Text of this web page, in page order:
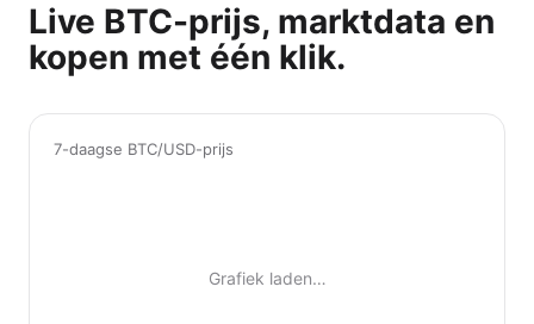
Live BTC-prijs, marktdata en
kopen met één klik.
7-daagse BTC/USD-prijs
Grafiek laden…